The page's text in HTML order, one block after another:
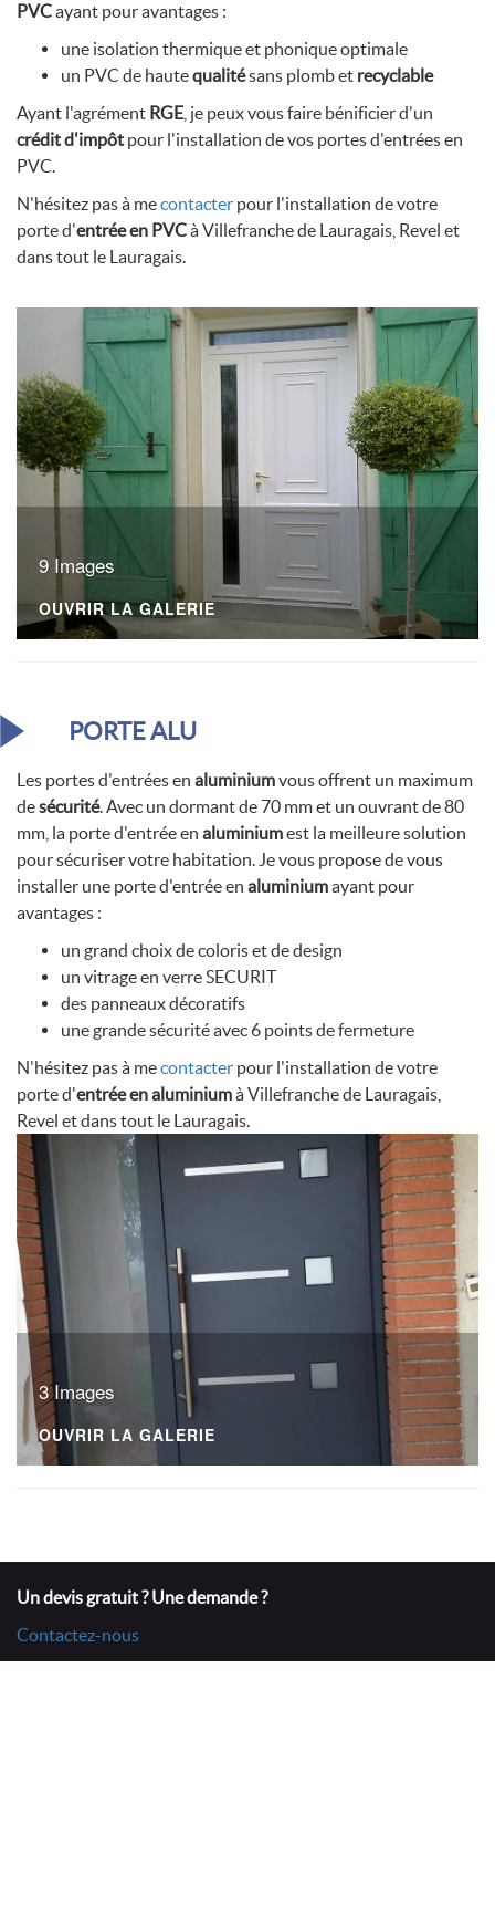
PVCayant pour avantages :
une isolation thermique et phonique optimale
un PVC de hautequalitésans plomb et recyclable
Ayant l'agrément RGE , je peux vous faire bénificier d'un
crédit d'impôt pour l'installation de vos portes d'entrées en
PVC.
N'hésitez pas à mecontacter pour l'installation de votre
porte d'entrée en PVCà Villefranche de Lauragais, Revel et
dans tout le Lauragais.
9 Images
OUVRIR LA GALERIE
PORTE ALU
Les portes d'entrées en aluminiumvous offrent un maximum
desécurité. Avec un dormant de 70 mm et un ouvrant de 80
mm, la porte d'entrée en aluminiumest la meilleure solution
pour sécuriser votre habitation. Je vous propose de vous
installer une porte d'entrée en aluminiumayant pour
avantages :
un grand choix de coloris et de design
un vitrage en verre SECURIT
des panneaux décoratifs
une grande sécurité avec 6 points de fermeture
N'hésitez pas à mecontacter pour l'installation de votre
porte d'entrée en aluminiumà Villefranche de Lauragais,
Revel et dans tout le Lauragais.
3 Images
OUVRIR LA GALERIE
Un devis gratuit ? Une demande ?
Contactez-nous